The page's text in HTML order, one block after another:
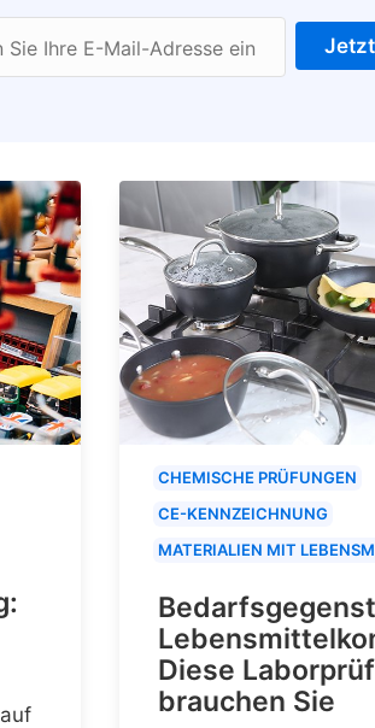
Sie Ihre E-Mail-Adresse ein
CHEMISCHE PRÜFUNGEN
CE-KENNZEICHNUNG
MATERIALIEN MIT
Diese
brauchen Sie